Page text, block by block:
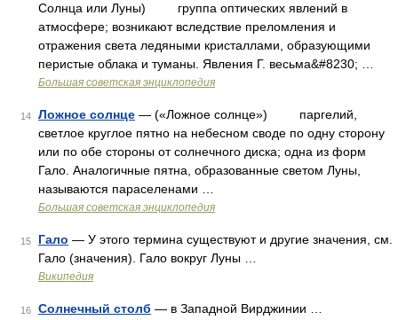
Солнца или Луны) группа оптических явлений в
атмосфере; возникают вследствие преломления и
отражения света ледяными кристаллами, образующими
перистые облака и туманы. Явления Г. весьма&#8230; …
Большая советская энциклопедия
14 Ложное солнце — («Ложное солнце») паргелий,
светлое круглое пятно на небесном своде по одну сторону
или по обе стороны от солнечного диска; одна из форм
Гало. Аналогичные пятна, образованные светом Луны,
называются параселенами …
Большая советская энциклопедия
15 Гало — У этого термина существуют и другие значения, см.
Гало (значения). Гало вокруг Луны …
Википедия
16 Солнечный столб — в Западной Вирджинии …